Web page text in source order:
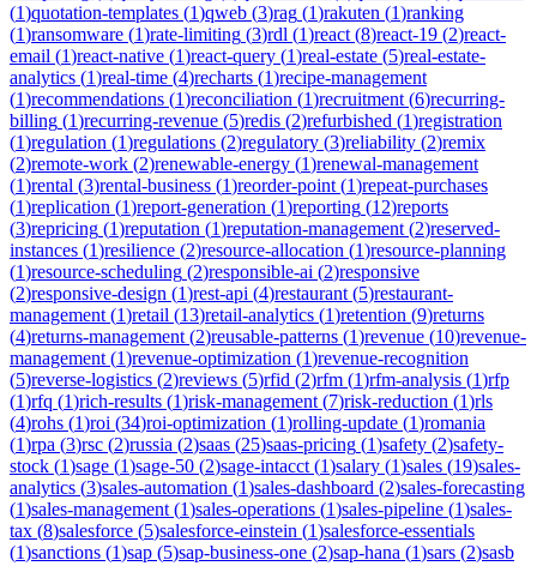
(1)quotation-templates (1)qweb (3)rag (1)rakuten (1)ranking
(1)ransomware (1)rate-limiting (3)rdl (1)react (8)react-19 (2)react-
email (1)react-native (1)react-query (1)real-estate (5)real-estate-
analytics (1)real-time (4)recharts (1)recipe-management
(1)recommendations (1)reconciliation (1)recruitment (6)recurring-
billing (1)recurring-revenue (5)redis (2)refurbished (1)registration
(1)regulation (1)regulations (2)regulatory (3)reliability (2)remix
(2)remote-work (2)renewable-energy (1)renewal-management
(1)rental (3)rental-business (1)reorder-point (1)repeat-purchases
(1)replication (1)report-generation (1)reporting (12)reports
(3)repricing (1)reputation (1)reputation-management (2)reserved-
instances (1)resilience (2)resource-allocation (1)resource-planning
(1)resource-scheduling (2)responsible-ai (2)responsive
(2)responsive-design (1)rest-api (4)restaurant (5)restaurant-
management (1)retail (13)retail-analytics (1)retention (9)returns
(4)returns-management (2)reusable-patterns (1)revenue (10)revenue-
management (1)revenue-optimization (1)revenue-recognition
(5)reverse-logistics (2)reviews (5)rfid (2)rfm (1)rfm-analysis (1)rfp
(1)rfq (1)rich-results (1)risk-management (7)risk-reduction (1)rls
(4)rohs (1)roi (34)roi-optimization (1)rolling-update (1)romania
(1)rpa (3)rsc (2)russia (2)saas (25)saas-pricing (1)safety (2)safety-
stock (1)sage (1)sage-50 (2)sage-intacct (1)salary (1)sales (19)sales-
analytics (3)sales-automation (1)sales-dashboard (2)sales-forecasting
(1)sales-management (1)sales-operations (1)sales-pipeline (1)sales-
tax (8)salesforce (5)salesforce-einstein (1)salesforce-essentials
(1)sanctions (1)sap (5)sap-business-one (2)sap-hana (1)sars (2)sasb